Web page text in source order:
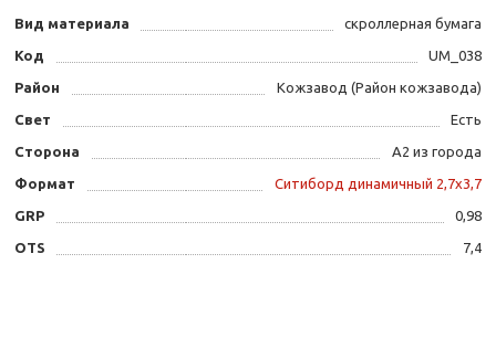
Вид материала скроллерная бумага
Код UM_038
Район Кожзавод (Район кожзавода)
Свет Есть
Сторона А2 из города
Формат Ситиборд динамичный 2,7х3,7
GRP 0,98
OTS 7,4